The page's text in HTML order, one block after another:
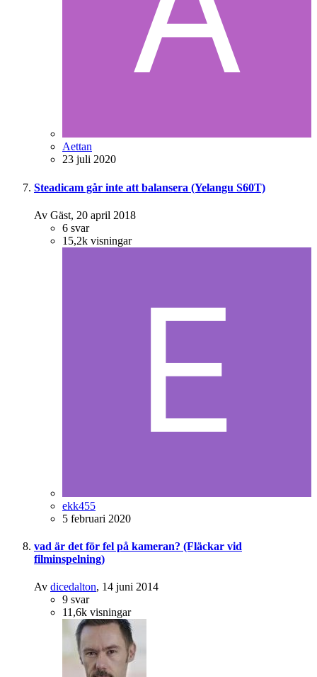
Aettan
23 juli 2020
Steadicam går inte att balansera (Yelangu S60T)
Av Gäst, 20 april 2018
6 svar
15,2k visningar
ekk455
5 februari 2020
vad är det för fel på kameran? (Fläckar vid
filminspelning)
Av dicedalton, 14 juni 2014
9 svar
11,6k visningar